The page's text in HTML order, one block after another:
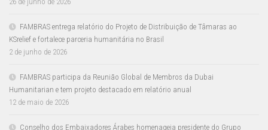
FAMBRAS entrega relatório do Projeto de Distribuição de Tâmaras ao
KSrelief e fortalece parceria humanitária no Brasil
2 de junho de 2026
FAMBRAS participa da Reunião Global de Membros da Dubai
Humanitarian e tem projeto destacado em relatório anual
12 de maio de 2026
Conselho dos Embaixadores Árabes homenageia presidente do Grupo